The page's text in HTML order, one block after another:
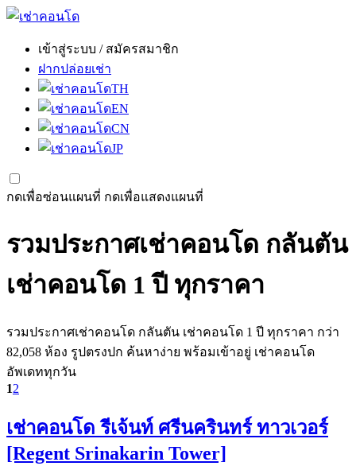
เข้าสู่ระบบ / สมัครสมาชิก
ฝากปล่อยเช่า
TH
EN
CN
JP
กดเพื่อซ่อนแผนที่ กดเพื่อแสดงแผนที่
รวมประกาศเช่าคอนโด กลันตัน
เช่าคอนโด 1 ปี ทุกราคา
รวมประกาศเช่าคอนโด กลันตัน เช่าคอนโด 1 ปี ทุกราคา กว่า
82,058 ห้อง รูปตรงปก ค้นหาง่าย พร้อมเข้าอยู่ เช่าคอนโด
อัพเดททุกวัน
12
เช่าคอนโด รีเจ้นท์ ศรีนครินทร์ ทาวเวอร์
[Regent Srinakarin Tower]